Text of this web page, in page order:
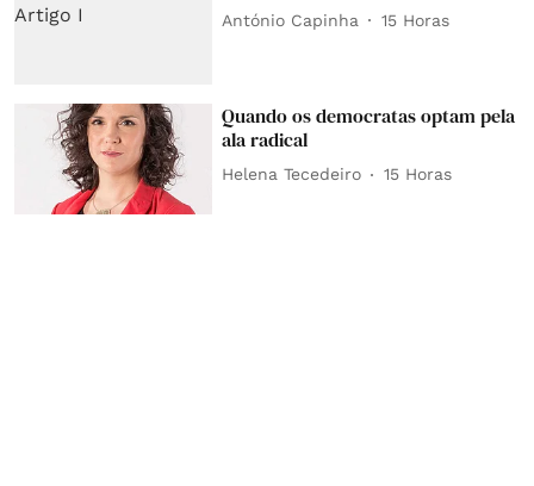
António Capinha 15 Horas
Quando os democratas optam pela
ala radical
Helena Tecedeiro 15 Horas